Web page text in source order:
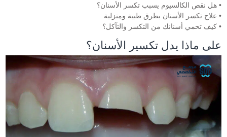
• هل نقص الكالسيوم يسبب تكسر الأسنان؟
• علاج تكسر الأسنان بطرق طبية ومنزلية
• كيف تحمي أسنانك من التكسر والتآكل؟
على ماذا يدل تكسير الأسنان؟